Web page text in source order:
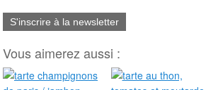
S'inscrire à la newsletter
Vous aimerez aussi :